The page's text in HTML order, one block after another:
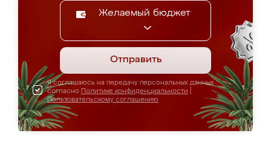
Желаемый бюджет
Отправить
Я соглашаюсь на передачу персональных данных
согласно Политике конфиденциальности
Пользовательскому соглашению